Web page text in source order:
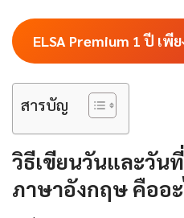
ELSA Premium 1 ปี เพีย
สารบัญ
วิธีเขียนวันและวัน
ภาษาอังกฤษ คืออะ